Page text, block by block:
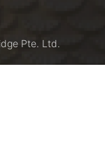
Pte. Ltd.